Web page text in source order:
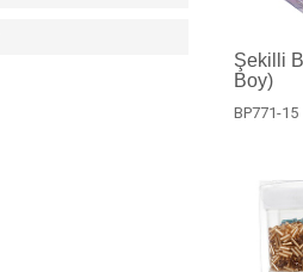
Şekilli
Boy)
BP771-15